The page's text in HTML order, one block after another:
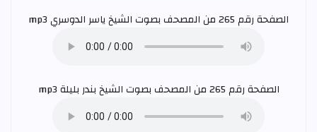
الصفحة رقم 265 من المصحف بصوت الشيخ ياسر الدوسري
الصفحة رقم 265 من المصحف بصوت الشيخ بندر بليلةmp3